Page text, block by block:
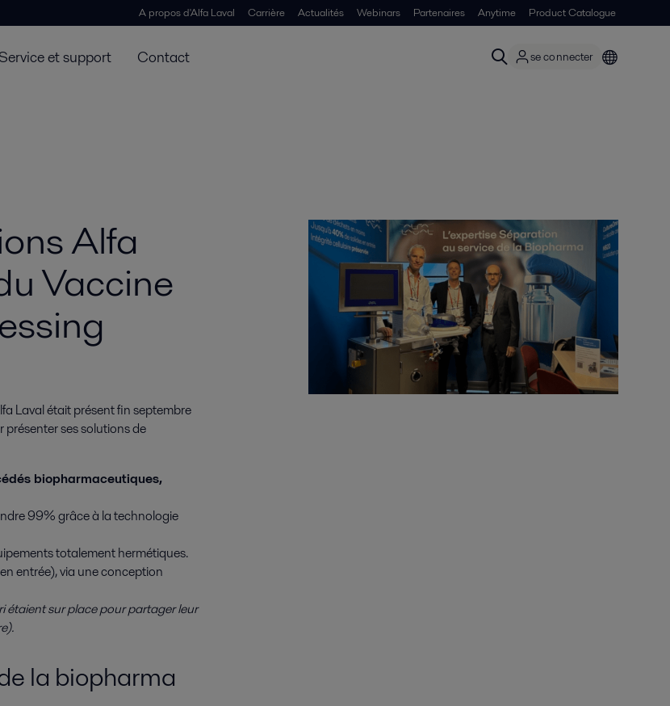
présent fin septembre au Sanofi Vaccine Analytics and Bioprocessing Summit à Lyon pour présenter ses solutions de
A propos d'Alfa Laval Carrière Actualités Webinars Partenaires Anytime Product Catalogue
et support Contact se connecter
Alfa
Vaccine
Laval était présent fin septembre
ses solutions de
biopharmaceutiques,
99% grâce à la technologie
totalement hermétiques.
entrée), via une conception
étaient sur place pour partager leur
la biopharma